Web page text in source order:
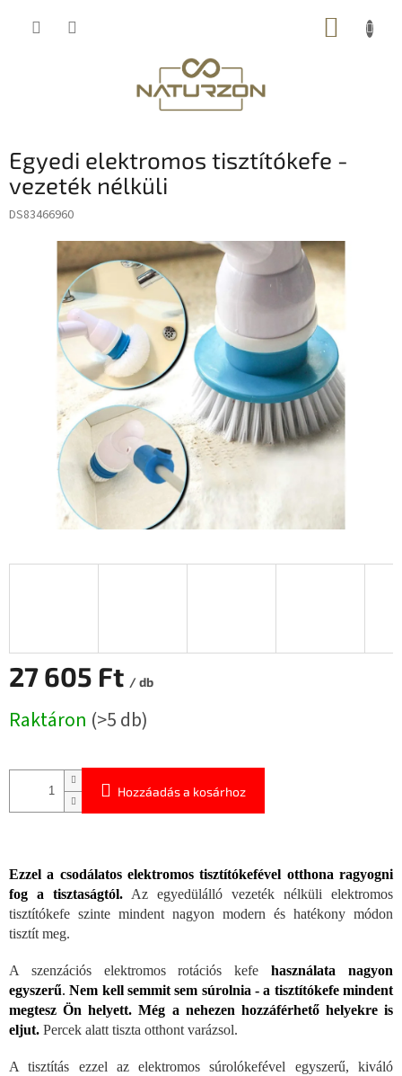
KOSÁR
Egyedi elektromos tisztítókefe -
vezeték nélküli
DS83466960
27 605 Ft / db
Raktáron (>5 db)
Hozzáadás a kosárhoz
Ezzel a csodálatos elektromos tisztítókefével otthona ragyogni
fog a tisztaságtól. Az egyedülálló vezeték nélküli elektromos
tisztítókefe szinte mindent nagyon modern és hatékony módon
tisztít meg.
A szenzációs elektromos rotációs kefehasználata nagyon
egyszerű.Nem kell semmit sem súrolnia - a tisztítókefe mindent
megtesz Ön helyett. Még a nehezen hozzáférhető helyekre is
eljut. Percek alatt tiszta otthont varázsol.
A tisztítás ezzel az elektromos súrolókefével egyszerű, kiváló